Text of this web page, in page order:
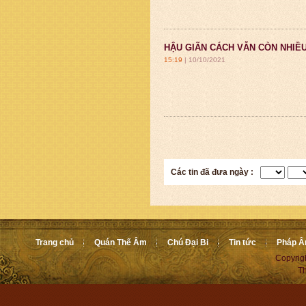
HẬU GIÃN CÁCH VẪN CÒN
15:19 | 10/10/2021
Các tin đã đưa ngày :
Trang chủ Quán Thế Âm Chú Đại Bi Tin tức
Pháp